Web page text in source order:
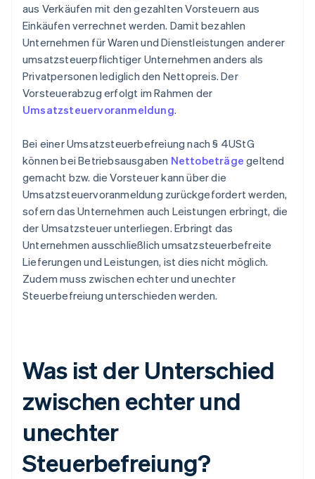
aus Verkäufen mit den gezahlten Vorsteuern aus
Einkäufen verrechnet werden. Damit bezahlen
Unternehmen für Waren und Dienstleistungen anderer
umsatzsteuerpflichtiger Unternehmen anders als
Privatpersonen lediglich den Nettopreis. Der
Vorsteuerabzug erfolgt im Rahmen der
Umsatzsteuervoranmeldung.
Bei einer Umsatzsteuerbefreiung nach § 4UStG
können bei Betriebsausgaben Nettobeträge geltend
gemacht bzw. die Vorsteuer kann über die
Umsatzsteuervoranmeldung zurückgefordert werden,
sofern das Unternehmen auch Leistungen erbringt, die
der Umsatzsteuer unterliegen. Erbringt das
Unternehmen ausschließlich umsatzsteuerbefreite
Lieferungen und Leistungen, ist dies nicht möglich.
Zudem muss zwischen echter und unechter
Steuerbefreiung unterschieden werden.
Was ist der Unterschied
zwischen echter und
unechter
Steuerbefreiung?